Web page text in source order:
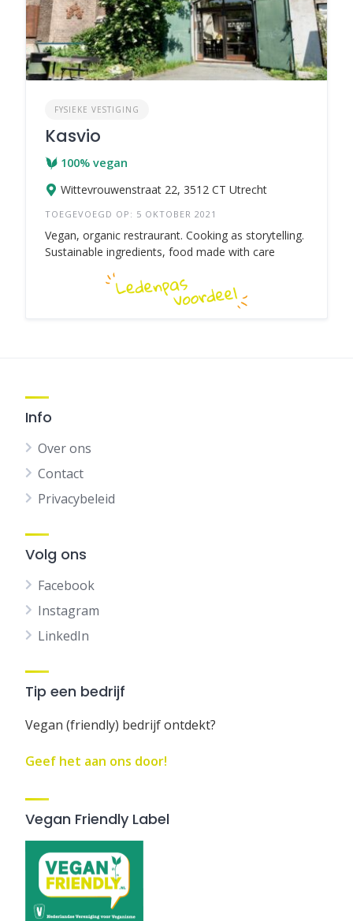
FYSIEKE VESTIGING
Kasvio
100% vegan
Wittevrouwenstraat 22, 3512 CT Utrecht
TOEGEVOEGD OP: 5 OKTOBER 2021
Vegan, organic restraurant. Cooking as storytelling.
Sustainable ingredients, food made with care
Info
Over ons
Contact
Privacybeleid
Volg ons
Facebook
Instagram
LinkedIn
Tip een bedrijf
Vegan (friendly) bedrijf ontdekt?
Geef het aan ons door!
Vegan Friendly Label